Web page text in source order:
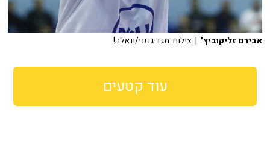
אבירם זליקוביץ' | צילום: מגד גוזני/וואלה!
עוד קטעים